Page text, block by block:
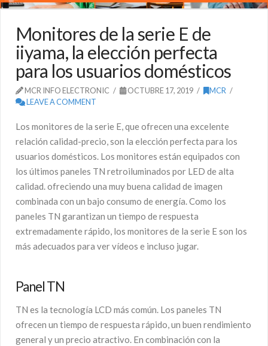
Monitores de la serie E de
iiyama, la elección perfecta
para los usuarios domésticos
MCR INFO ELECTRONIC OCTUBRE 17, 2019
MCR
LEAVE A COMMENT
Los monitores de la serie E, que ofrecen una excelente
relación calidad-precio, son la elección perfecta para los
usuarios domésticos. Los monitores están equipados con
los últimos paneles TN retroiluminados por LED de alta
calidad. ofreciendo una muy buena calidad de imagen
combinada con un bajo consumo de energía. Como los
paneles TN garantizan un tiempo de respuesta
extremadamente rápido, los monitores de la serie E son los
más adecuados para ver vídeos e incluso jugar.
Panel TN
TN es la tecnología LCD más común. Los paneles TN
ofrecen un tiempo de respuesta rápido, un buen rendimiento
general y un precio atractivo. En combinación con la